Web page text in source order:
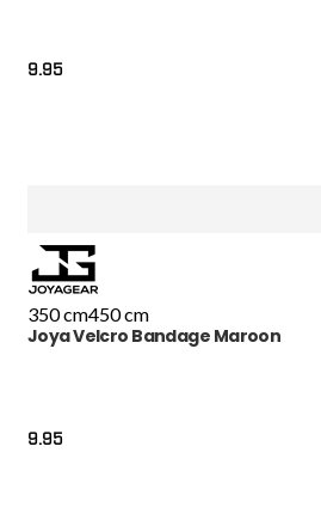
9.95
350 cm450 cm
Joya Velcro Bandage Maroon
9.95